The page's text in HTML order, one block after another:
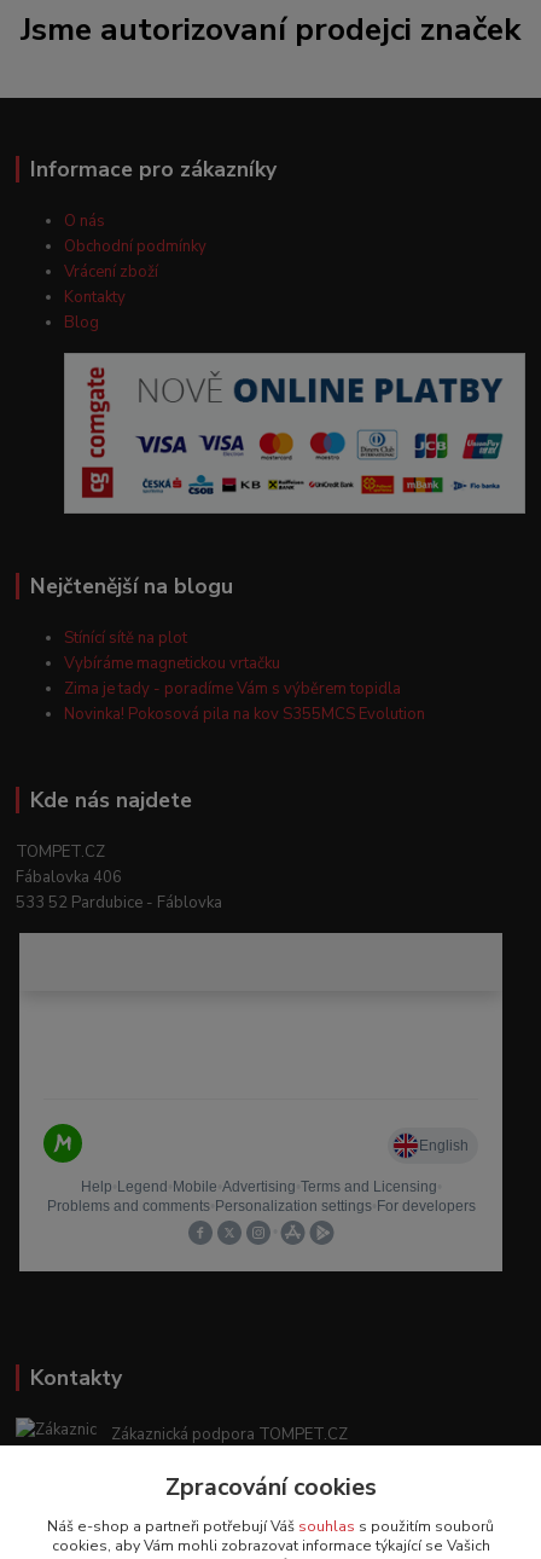
Jsme autorizovaní prodejci značek
Informace pro zákazníky
O nás
Obchodní podmínky
Vrácení zboží
Kontakty
Blog
Nejčtenější na blogu
Stínící sítě na plot
Vybíráme magnetickou vrtačku
Zima je tady - poradíme Vám s výběrem topidla
Novinka! Pokosová pila na kov S355MCS Evolution
Kde nás najdete
TOMPET.CZ
Fábalovka 406
533 52 Pardubice - Fáblovka
Kontakty
Zákaznická podpora TOMPET.CZ
(Po-Ne, 8-20 hod.)
obchod@tompet.cz
Zpracování cookies
Náš e-shop a partneři potřebují Váš souhlas s použitím souborů
cookies, aby Vám mohli zobrazovat informace týkající se Vašich